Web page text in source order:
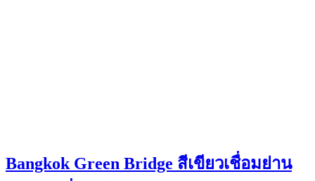
Bangkok Green Bridge สีเขียวเชื่อมย่าน